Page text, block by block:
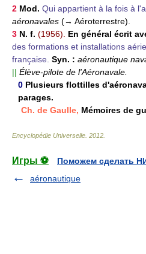
2 Mod. Qui appartient à la fois à
aéronavales (→ Aéroterrestre).
3 N. f. (1956). En général écrit
des formations et installations
française. Syn. : aéronautique
|| Élève-pilote de l'Aéronavale.
0 Plusieurs flottilles
parages.
Ch. de Gaulle, Mémoires de
Encyclopédie Universelle 2012
Игры ⚽
Поможем сделать
aéronautique